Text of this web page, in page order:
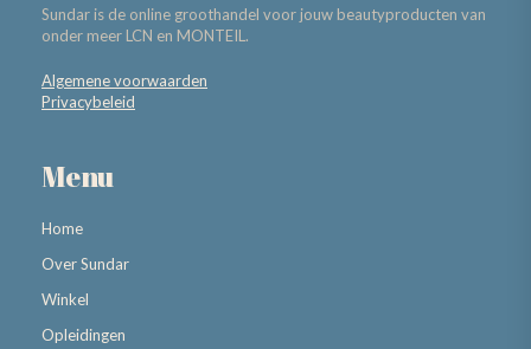
Sundar is de online groothandel voor jouw beautyproducten van
onder meer LCN en MONTEIL.
Algemene voorwaarden
Privacybeleid
Menu
Home
Over Sundar
Winkel
Opleidingen